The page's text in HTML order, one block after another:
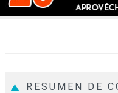
RESUMEN DE